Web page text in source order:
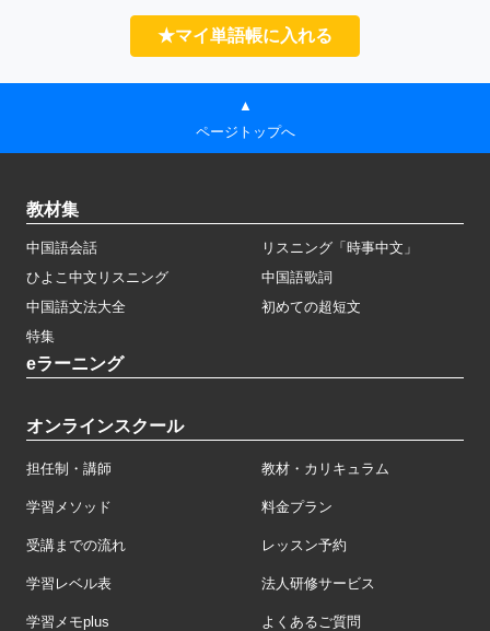
★マイ単語帳に入れる
▲
ページトップへ
教材集
中国語会話
リスニング「時事中文」
ひよこ中文リスニング
中国語歌詞
中国語文法大全
初めての超短文
特集
eラーニング
オンラインスクール
担任制・講師 教材・カリキュラム
学習メソッド 料金プラン
受講までの流れ レッスン予約
学習レベル表 法人研修サービス
学習メモplus よくあるご質問